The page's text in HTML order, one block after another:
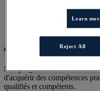
Particulier
Professionnel
Cet évènement a terminé.
Nos programmes de
d'acquérir des compétences
qualifiés et compétents.
Learn
Reject All